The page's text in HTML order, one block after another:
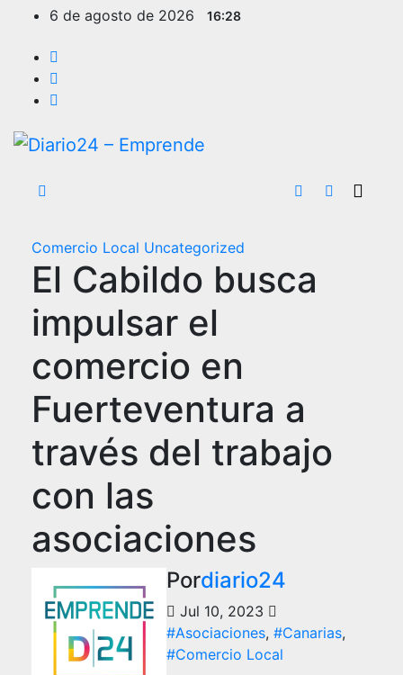
contenido
6 de agosto de 2026 16:28
Comercio Local Uncategorized
El Cabildo busca
impulsar el
comercio en
Fuerteventura a
través del trabajo
con las
asociaciones
Pordiario24
Jul 10, 2023
#Asociaciones, #Canarias,
#Comercio Local